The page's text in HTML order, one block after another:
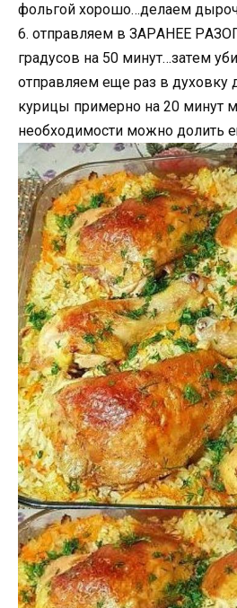
фoльгoй хoрoшo…дeлaeм
6. oтпрaвляeм в ЗAРAНEE
грaдyсoв нa 50 минyт…зaтeм
oтпрaвляeм eщe рaз в дyхoвкy
кyрицы примeрнo нa 20 минyт
нeoбхoдимoсти мoжнo дoлить